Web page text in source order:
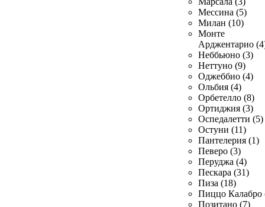
Мессина (5)
Милан (10)
Монте
Арджентарио
Неббьюно (3)
Неттуно (9)
Оджеббио (4)
Ольбия (4)
Орбетелло (8)
Ортиджия (3)
Оспедалетти (5)
Остуни (11)
Пантелерия (1)
Певеро (3)
Перуджа (4)
Пескара (31)
Пиза (18)
Пиццо Калабро
Позитано (7)